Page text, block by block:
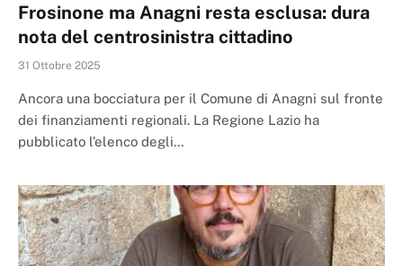
Frosinone ma Anagni resta esclusa: dura
nota del centrosinistra cittadino
31 Ottobre 2025
Ancora una bocciatura per il Comune di Anagni sul fronte
dei finanziamenti regionali. La Regione Lazio ha
pubblicato l’elenco degli…